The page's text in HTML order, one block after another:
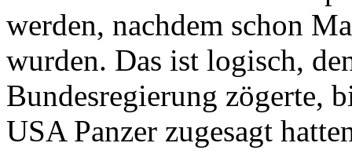
werden, nachdem schon
wurden. Das ist logisch,
Bundesregierung zögerte,
USA Panzer zugesagt